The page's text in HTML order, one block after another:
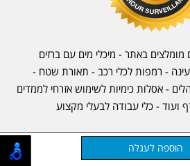
מומלצים באתר - מיכלי מים עם ברזים
- רמפות לכלי רכב - תאורת שטח -
- אסלות כימיות לשימוש אזרחי לממדים
ועוד - כלי עבודה לבעלי מקצוע
באמצעותקוד נטבניית אתרים